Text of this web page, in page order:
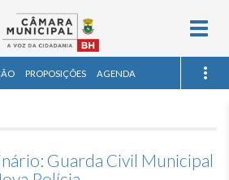
PROPOSIÇÕES AGENDA
Guarda Civil Municipal